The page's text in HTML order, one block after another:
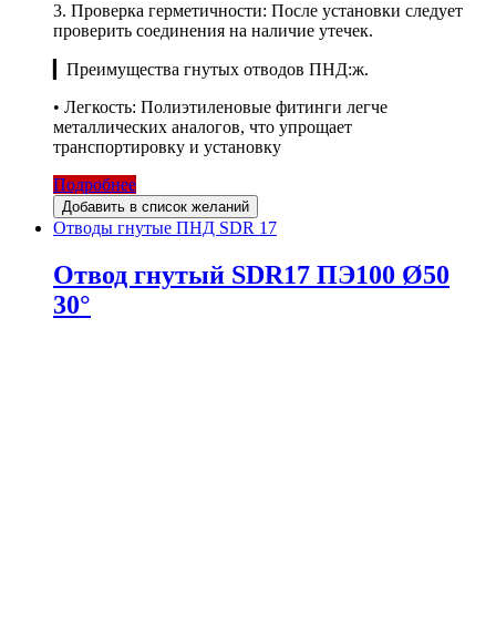
3. Проверка герметичности: После установки следует
проверить соединения на наличие утечек.
▎Преимущества гнутых отводов ПНД:ж.
• Легкость: Полиэтиленовые фитинги легче
металлических аналогов, что упрощает
транспортировку и установку
Подробнее
Добавить в список желаний
Отводы гнутые ПНД SDR 17
Отвод гнутый SDR17 ПЭ100 Ø50
30°